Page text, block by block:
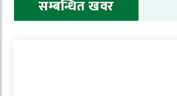
सम्बन्धित खवर